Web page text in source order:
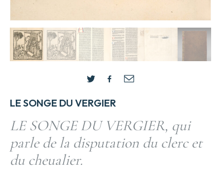
LE SONGE DU VERGIER
LE SONGE DU VERGIER, qui
parle de la disputation du clerc et
du cheualier.